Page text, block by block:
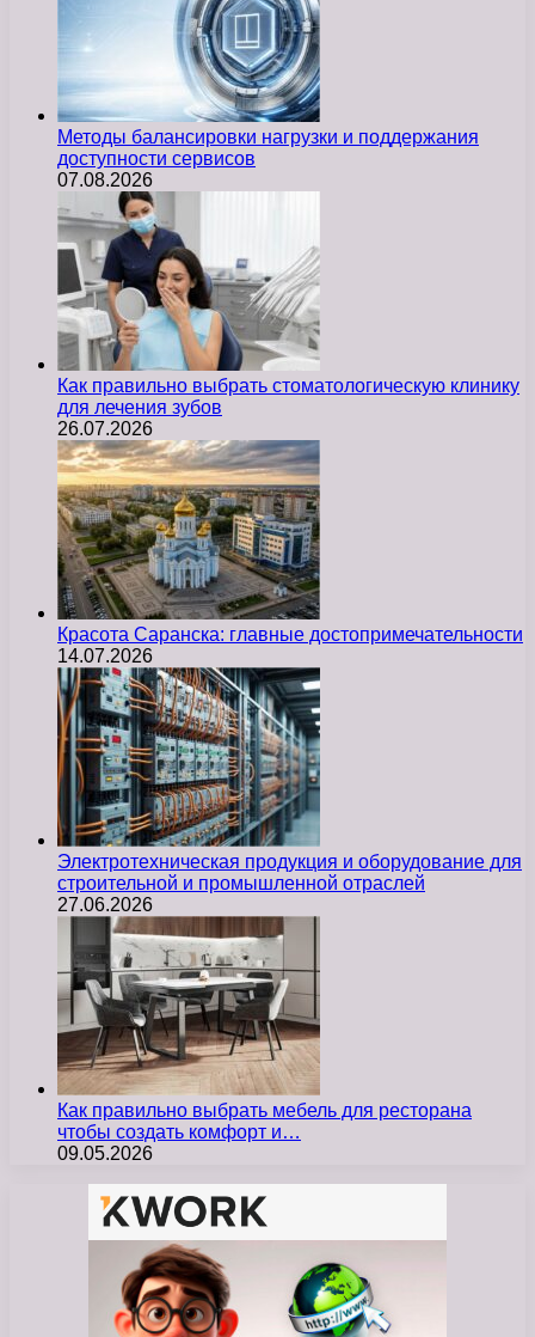
Методы балансировки нагрузки и поддержания
доступности сервисов
07.08.2026
Как правильно выбрать стоматологическую клинику
для лечения зубов
26.07.2026
Красота Саранска: главные достопримечательности
14.07.2026
Электротехническая продукция и оборудование для
строительной и промышленной отраслей
27.06.2026
Как правильно выбрать мебель для ресторана
чтобы создать комфорт и…
09.05.2026